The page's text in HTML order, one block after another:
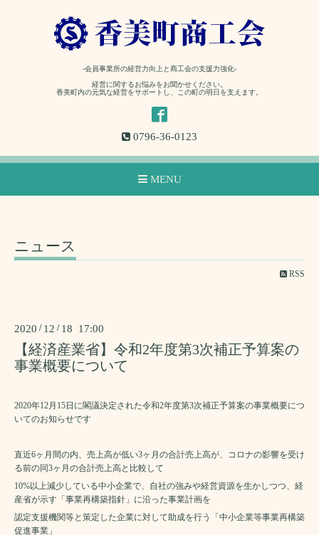
-会員事業所の経営力向上と商工会の支援力強化-
経営に関するお悩みをお聞かせください。
香美町内の元気な経営をサポートし、この町の明日を支えます。
0796-36-0123
MENU
ニュース
RSS
2020 / 12 / 18 17:00
【経済産業省】令和2年度第3次補正予算案の
事業概要について
2020年12月 15日に閣議決定された令和2年度第3次補正予算案の事業概要につ
いてのお知らせです
直近6ヶ月間の内、売上高が低い3ヶ月の合計売上高が、コロナの影響を受け
る前の同3ヶ月の合計売上高と比較して
10%以上減少している中小企業で、自社の強みや経営資源を生かしつつ、経
産省が示す「事業再構築指針」に沿った事業計画を
認定支援機関等と策定した企業に対して助成を行う「中小企業等事業再構築
促進事業」